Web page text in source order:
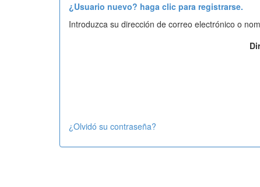
¿Usuario nuevo? haga clic para registrarse.
Introduzca su dirección de correo electrónico o
¿Olvidó su contraseña?